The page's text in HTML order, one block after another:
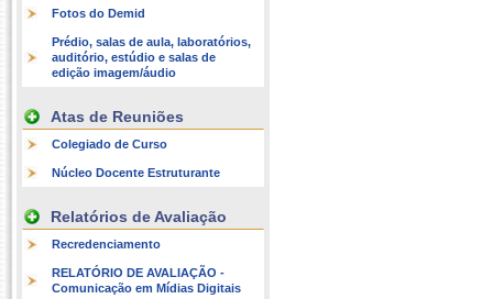
Fotos do Demid
Prédio, salas de aula, laboratórios,
auditório, estúdio e salas de
edição imagem/áudio
Atas de Reuniões
Colegiado de Curso
Núcleo Docente Estruturante
Relatórios de Avaliação
Recredenciamento
RELATÓRIO DE AVALIAÇÃO -
Comunicação em Mídias Digitais